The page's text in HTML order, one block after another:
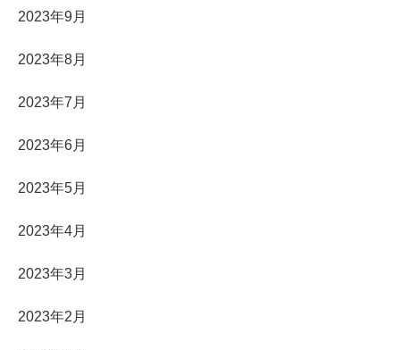
2023年9月
2023年8月
2023年7月
2023年6月
2023年5月
2023年4月
2023年3月
2023年2月